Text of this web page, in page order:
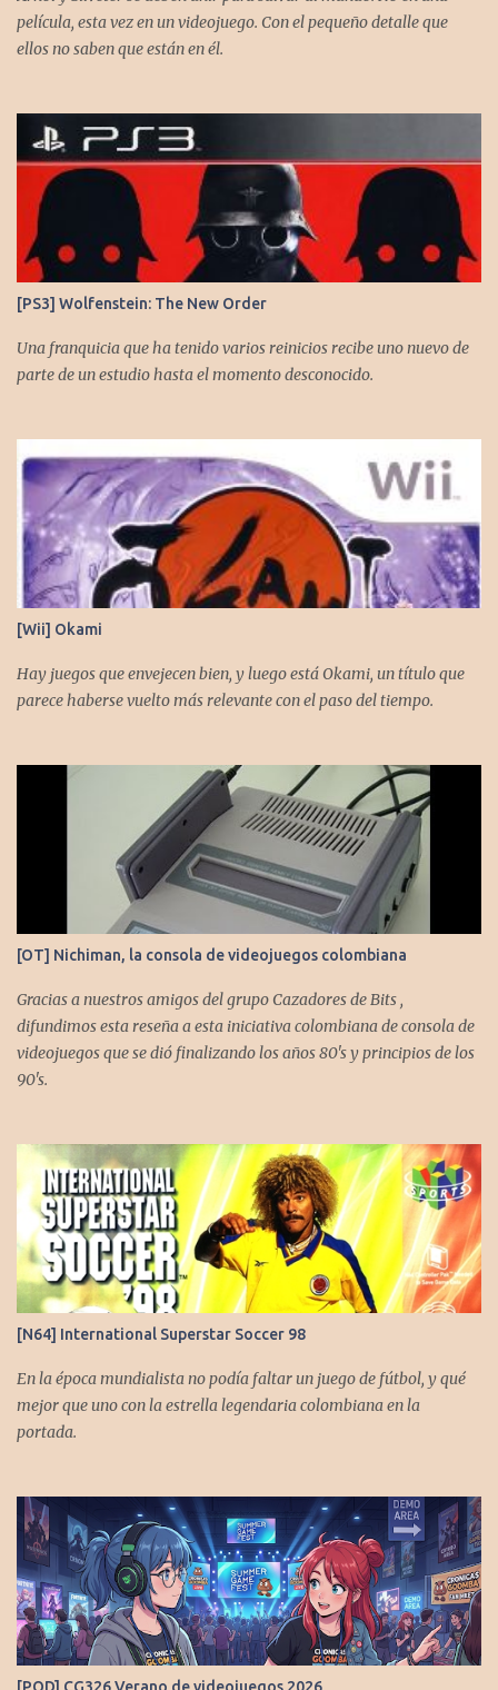
película, esta vez en un videojuego. Con el pequeño detalle que
ellos no saben que están en él.
[PS3] Wolfenstein: The New Order
Una franquicia que ha tenido varios reinicios recibe uno nuevo de
parte de un estudio hasta el momento desconocido.
[Wii] Okami
Hay juegos que envejecen bien, y luego está Okami, un título que
parece haberse vuelto más relevante con el paso del tiempo.
[OT] Nichiman, la consola de videojuegos colombiana
Gracias a nuestros amigos del grupo Cazadores de Bits ,
difundimos esta reseña a esta iniciativa colombiana de consola de
videojuegos que se dió finalizando los años 80's y principios de los
90's.
[N64] International Superstar Soccer 98
En la época mundialista no podía faltar un juego de fútbol, y qué
mejor que uno con la estrella legendaria colombiana en la
portada.